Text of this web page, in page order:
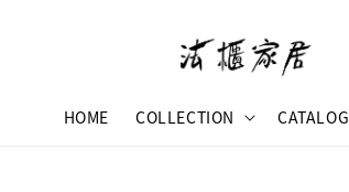
HOME COLLECTION CATALOG